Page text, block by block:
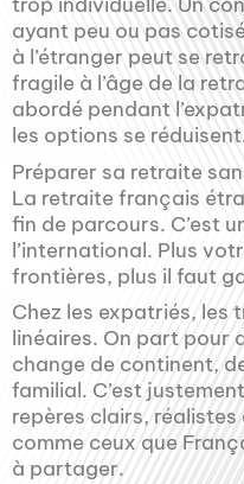
ayant peu ou pas
à l’étranger peut se
fragile à l’âge de la
abordé pendant
les options se
Préparer sa retraite
La retraite français
fin de parcours. C’est
l’international. Plus
frontières, plus il faut
Chez les expatriés, les
linéaires. On part pour
change de continent,
familial. C’est
repères clairs,
comme ceux que
à partager.